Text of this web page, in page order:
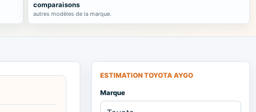
comparaisons
autres modèles de la marque.
ESTIMATION TOYOTA AYGO
Marque